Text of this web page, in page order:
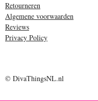
Retourneren
Algemene voorwaarden
Reviews
Privacy Policy
© DivaThingsNL.nl